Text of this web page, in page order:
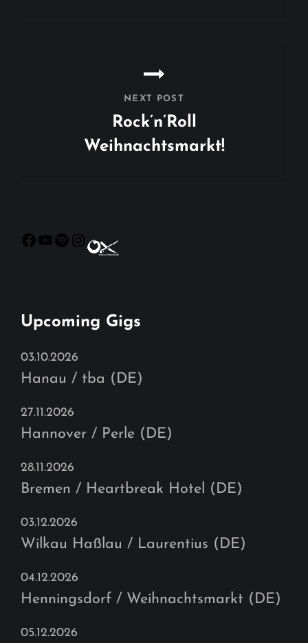
NEXT POST
Rock’n’Roll
Weihnachtsmarkt!
Facebook
YouTube
Spotify
Instagram
Upcoming Gigs
03.10.2026
Hanau / tba (DE)
27.11.2026
Hannover / Perle (DE)
28.11.2026
Bremen / Heartbreak Hotel (DE)
03.12.2026
Wilkau Haßlau / Laurentius (DE)
04.12.2026
Henningsdorf / Weihnachtsmarkt (DE)
05.12.2026